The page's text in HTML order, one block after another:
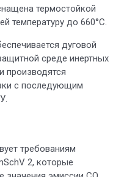
термостойкой
температуру до 660°С.
дуговой
среде инертных
производятся
с последующим
требованиям
2, которые